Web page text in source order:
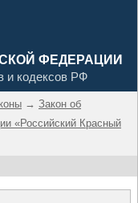
ФЕДЕРАЦИИ
и кодексов РФ
→ Закон об
«Российский Красный